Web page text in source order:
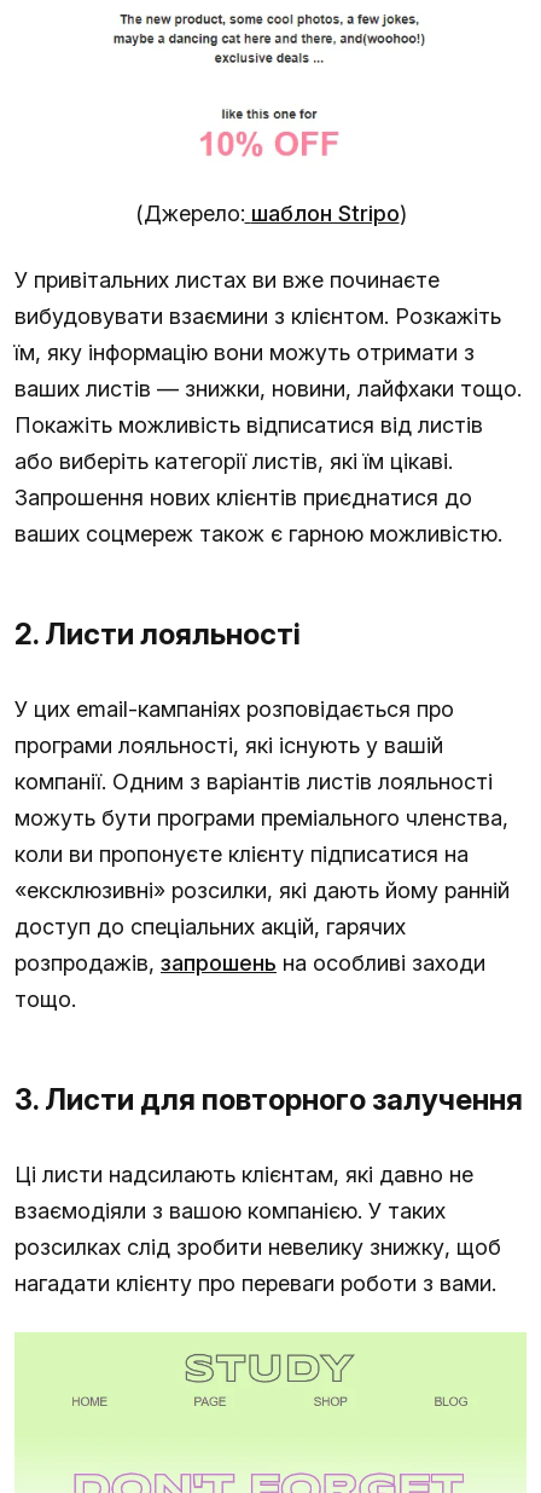
(Джерело: шаблон Stripo)
У привітальних листах ви вже починаєте
вибудовувати взаємини з клієнтом. Розкажіть
їм, яку інформацію вони можуть отримати з
ваших листів — знижки, новини, лайфхаки тощо.
Покажіть можливість відписатися від листів
або виберіть категорії листів, які їм цікаві.
Запрошення нових клієнтів приєднатися до
ваших соцмереж також є гарною можливістю.
2. Листи лояльності
У цих email-кампаніях розповідається про
програми лояльності, які існують у вашій
компанії. Одним з варіантів листів лояльності
можуть бути програми преміального членства,
коли ви пропонуєте клієнту підписатися на
«ексклюзивні» розсилки, які дають йому ранній
доступ до спеціальних акцій, гарячих
розпродажів, запрошень на особливі заходи
тощо.
3. Листи для повторного залучення
Ці листи надсилають клієнтам, які давно не
взаємодіяли з вашою компанією. У таких
розсилках слід зробити невелику знижку, щоб
нагадати клієнту про переваги роботи з вами.